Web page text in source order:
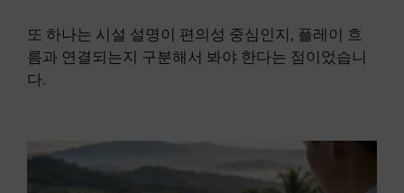
또 하나는 시설 설명이 편의성 중심인지, 플레이 흐
름과 연결되는지 구분해서 봐야 한다는 점이었습니
다.